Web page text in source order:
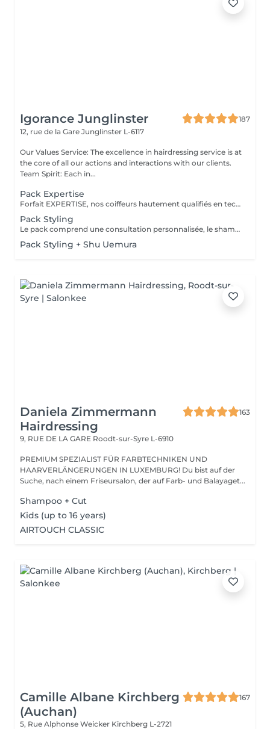
Igorance Junglinster
187
12, rue de la Gare Junglinster L-6117
Our Values Service: The excellence in hairdressing service is at
the core of all our actions and interactions with our clients.
Team Spirit: Each in...
Pack Expertise
Forfait EXPERTISE, nos coiffeurs hautement qualifiés en technique anglo-saxonne, en formation continu et diplômés d’une académie anglaise à Paris. Vous offre une séance d’une heure avec votre coach en suivi beauté. Ce pack inclus : 1 h de prestation Un diagnostique personnalisé Shampoing spécifique Haircare Conditioner spécifique Produit de coiffage Coupe Styling Produit de finition
Pack Styling
Le pack comprend une consultation personnalisée, le shampooing et le conditionneur spécifiques REDKEN , le séchage et les produits de styling REDKEN * Tarifs à titre indicatifs à confirmer après la consultation personnalisée établit auprès de votre coiffeur/stylist/spécialiste * La direction se réserve le droit d’apporter des modifications pour le bon fonctionnement du salon
Pack Styling + Shu Uemura
Daniela Zimmermann
Hairdressing
163
9, RUE DE LA GARE Roodt-sur-Syre L-6910
PREMIUM SPEZIALIST FÜR FARBTECHNIKEN UND
HAARVERLÄNGERUNGEN IN LUXEMBURG! Du bist auf der
Suche, nach einem Friseursalon, der auf Farb- und Balayaget...
Shampoo + Cut
Kids (up to 16 years)
AIRTOUCH CLASSIC
Camille Albane Kirchberg
(Auchan)
167
5, Rue Alphonse Weicker Kirchberg L-2721